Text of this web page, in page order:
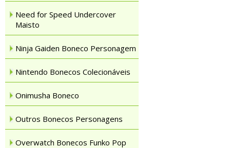
Need for Speed Undercover
Maisto
Ninja Gaiden Boneco Personagem
Nintendo Bonecos Colecionáveis
Onimusha Boneco
Outros Bonecos Personagens
Overwatch Bonecos Funko Pop